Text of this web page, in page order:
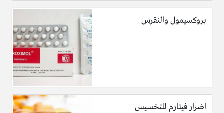
بروكسيمول والنقرس
اضرار فيتارم للتخسيس